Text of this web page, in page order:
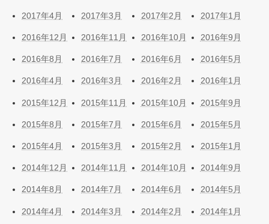
2017年4月 2017年3月 2017年2月 2017年1月
2016年12月 2016年11月 2016年10月 2016年9月
2016年8月 2016年7月 2016年6月 2016年5月
2016年4月 2016年3月 2016年2月 2016年1月
2015年12月 2015年11月 2015年10月 2015年9月
2015年8月 2015年7月 2015年6月 2015年5月
2015年4月 2015年3月 2015年2月 2015年1月
2014年12月 2014年11月 2014年10月 2014年9月
2014年8月 2014年7月 2014年6月 2014年5月
2014年4月 2014年3月 2014年2月 2014年1月